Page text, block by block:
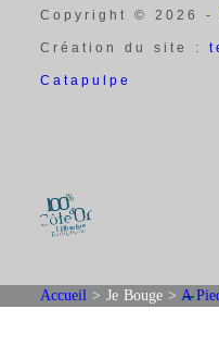
Accueil >Je Bouge >A
Copyright © 2026 -
Création du site :
Catapulpe